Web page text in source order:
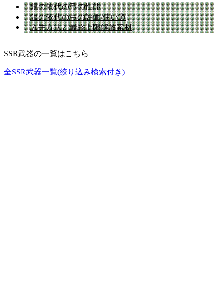
銀の依代の弓の性能
銀の依代の弓の評価/使い道
入手方法と最終上限解放素材
SSR武器の一覧はこちら
全SSR武器一覧(絞り込み検索付き)